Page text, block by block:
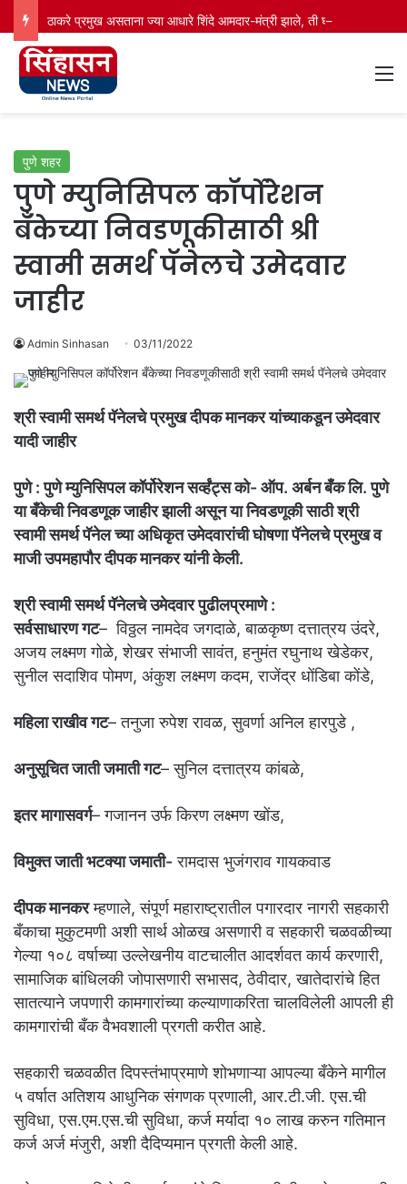
पुणे शहर
पुणे म्युनिसिपल कॉर्पोरेशन
बँकेच्या निवडणूकीसाठी श्री
स्वामी समर्थ पॅनेलचे उमेदवार
जाहीर
Admin Sinhasan 03/11/2022
श्री स्वामी समर्थ पॅनेलचे प्रमुख दीपक मानकर यांच्याकडून उमेदवार
यादी जाहीर
पुणे : पुणे म्युनिसिपल कॉर्पोरेशन सर्व्हंट्स को- ऑप. अर्बन बँक लि. पुणे
या बँकेची निवडणूक जाहीर झाली असून या निवडणूकी साठी श्री
स्वामी समर्थ पॅनेल च्या अधिकृत उमेदवारांची घोषणा पॅनेलचे प्रमुख व
माजी उपमहापौर दीपक मानकर यांनी केली.
श्री स्वामी समर्थ पॅनेलचे उमेदवार पुढीलप्रमाणे :
सर्वसाधारण गट– विठ्ठल नामदेव जगदाळे, बाळकृष्ण दत्तात्रय उंदरे,
अजय लक्ष्मण गोळे, शेखर संभाजी सावंत, हनुमंत रघुनाथ खेडेकर,
सुनील सदाशिव पोमण, अंकुश लक्ष्मण कदम, राजेंद्र धोंडिबा कोंडे,
महिला राखीव गट– तनुजा रुपेश रावळ, सुवर्णा अनिल हारपुडे ,
अनुसूचित जाती जमाती गट– सुनिल दत्तात्रय कांबळे,
इतर मागासवर्ग– गजानन उर्फ किरण लक्ष्मण खोंड,
विमुक्त जाती भटक्या जमाती-रामदास भुजंगराव गायकवाड
दीपक मानकरम्हणाले, संपूर्ण महाराष्ट्रातील पगारदार नागरी सहकारी
बँकाचा मुकुटमणी अशी सार्थ ओळख असणारी व सहकारी चळवळीच्या
गेल्या १०८ वर्षाच्या उल्लेखनीय वाटचालीत आदर्शवत कार्य करणारी,
सामाजिक बांधिलकी जोपासणारी सभासद, ठेवीदार, खातेदारांचे हित
सातत्याने जपणारी कामगारांच्या कल्याणाकरिता चालविलेली आपली ही
कामगारांची बँक वैभवशाली प्रगती करीत आहे.
सहकारी चळवळीत दिपस्तंभाप्रमाणे शोभणाऱ्या आपल्या बँकेने मागील
५ वर्षात अतिशय आधुनिक संगणक प्रणाली, आर.टी.जी. एस.ची
सुविधा, एस.एम.एस.ची सुविधा, कर्ज मर्यादा १० लाख करुन गतिमान
कर्ज अर्ज मंजुरी, अशी दैदिप्यमान प्रगती केली आहे.